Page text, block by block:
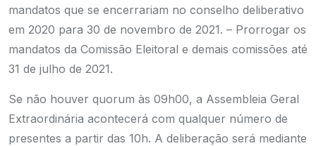
mandatos que se encerrariam no conselho deliberativo
em 2020 para 30 de novembro de 2021. – Prorrogar os
mandatos da Comissão Eleitoral e demais comissões até
31 de julho de 2021.
Se não houver quorum às 09h00, a Assembleia Geral
Extraordinária acontecerá com qualquer número de
presentes a partir das 10h. A deliberação será mediante